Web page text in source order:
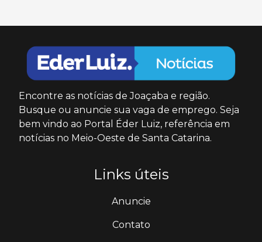
Encontre as notícias de Joaçaba e região.
Busque ou anuncie sua vaga de emprego. Seja
bem vindo ao Portal Éder Luiz, referência em
notícias no Meio-Oeste de Santa Catarina.
Links úteis
Anuncie
Contato